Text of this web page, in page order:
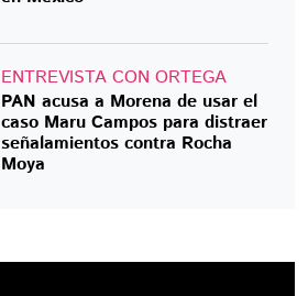
ENTREVISTA CON ORTEGA
PAN acusa a Morena de usar el
caso Maru Campos para distraer
señalamientos contra Rocha
Moya